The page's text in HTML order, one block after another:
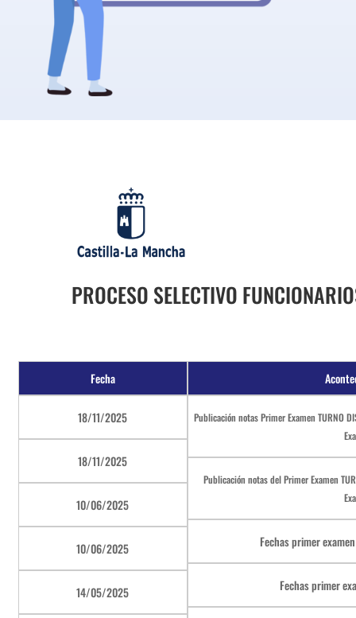
PROCESO SELECTIVO
Fecha
18/11/2025
18/11/2025
10/06/2025
10/06/2025
14/05/2025
Publicación notas Primer Examen TURNO
Publicación notas del Primer Examen
Fechas primer
Fechas primer